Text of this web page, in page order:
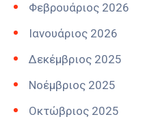
Φεβρουάριος 2026
Ιανουάριος 2026
Δεκέμβριος 2025
Νοέμβριος 2025
Οκτώβριος 2025